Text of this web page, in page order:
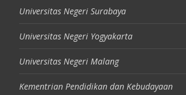
Universitas Negeri Surabaya
Universitas Negeri Yogyakarta
Universitas Negeri Malang
Kementrian Pendidikan dan Kebudayaan